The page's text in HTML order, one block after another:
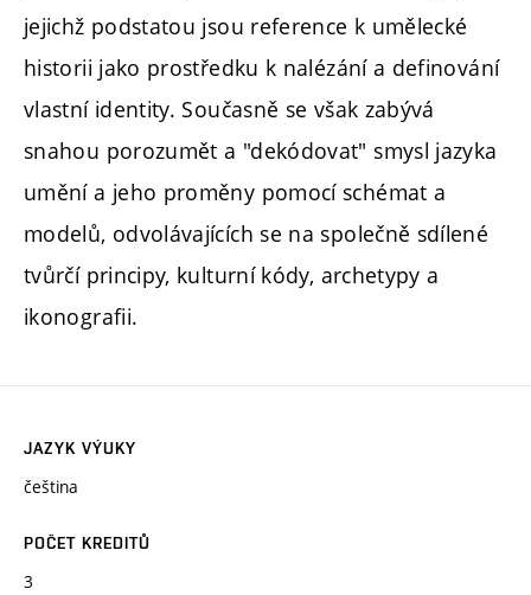
jejichž podstatou jsou reference k umělecké
historii jako prostředku k nalézání a definování
vlastní identity. Současně se však zabývá
snahou porozumět a "dekódovat" smysl jazyka
umění a jeho proměny pomocí schémat a
modelů, odvolávajících se na společně sdílené
tvůrčí principy, kulturní kódy, archetypy a
ikonografii.
JAZYK VÝUKY
čeština
POČET KREDITŮ
3